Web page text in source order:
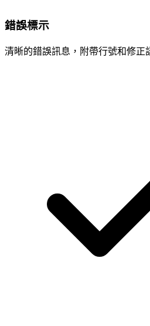
錯誤標示
清晰的錯誤訊息，附帶行號和修正